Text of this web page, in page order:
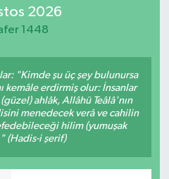
2026
1448
"Kimde şu üç şey bulunursa
kemâle erdirmiş olur: İnsanlar
ahlâk, Allâhü Teâlâ'nın
menedecek verâ ve cahilin
hilim (yumuşak
(Hadis-i şerif)